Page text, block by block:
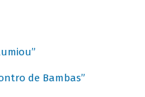
de Bambas”